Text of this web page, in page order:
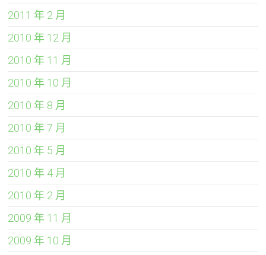
2011 年 2 月
2010 年 12 月
2010 年 11 月
2010 年 10 月
2010 年 8 月
2010 年 7 月
2010 年 5 月
2010 年 4 月
2010 年 2 月
2009 年 11 月
2009 年 10 月